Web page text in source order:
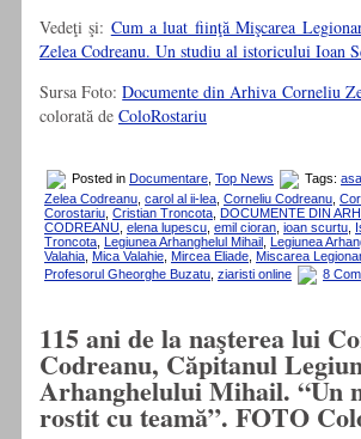
Vedeţi şi: Cum a luat fiinţă Mişcarea
Zelea Codreanu. Un studiu al istoricului Ioan
Sursa Foto:Documente din Arhiva Corneliu
colorată de ColoRostariu
Posted in Documentare Top News Tags:
Zelea Codreanu carol al ii-lea Corneliu Codreanu
Corostariu Cristian Troncota
DOCUMENTE DIN
CODREANU elena lupescu emil cioran ioan scurtu
Troncota
Legiunea Arhanghelul Mihail Legiunea
Valahia Mica Valahie Mircea Eliade Miscarea
Profesorul Gheorghe Buzatu ziaristi online 8
115 ani de la naşterea lui
Codreanu, Căpitanul
Arhanghelului Mihail. “Un
rostit cu teamă”. FOTO